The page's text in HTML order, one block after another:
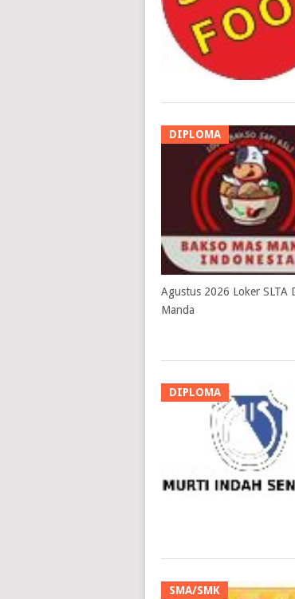
DIPLOMA
Agustus 2026 Loker SLTA
Manda
DIPLOMA
SMA/SMK